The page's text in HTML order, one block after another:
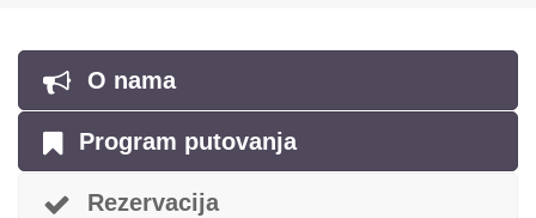
O nama
Program putovanja
Rezervacija